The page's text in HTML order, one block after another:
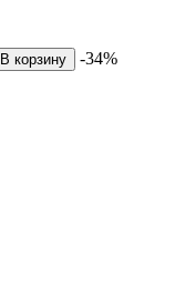
В корзину
-34%